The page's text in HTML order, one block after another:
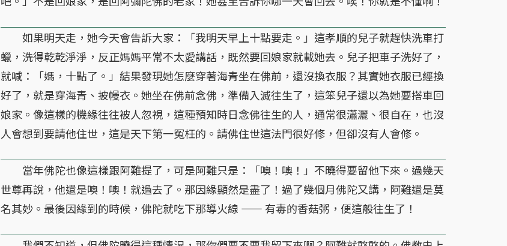
如果明天走，她今天會告訴大家：「我明天早上十點要走。」這孝順的兒子就趕快洗車打
蠟，洗得乾乾淨淨，反正媽媽平常不太愛講話，既然要回娘家就載她去。兒子把車子洗好了，
就喊：「媽，十點了。」結果發現她怎麼穿著海青坐在佛前，還沒換衣服？其實她衣服已經換
好了，就是穿海青、披幔衣。她坐在佛前念佛，準備入滅往生了，這笨兒子還以為她要搭車回
娘家。像這樣的機緣往往被人忽視，這種預知時日念佛往生的人，通常很瀟灑、很自在，也沒
人會想到要請他住世，這是天下第一冤枉的。請佛住世這法門很好修，但卻沒有人會修。
當年佛陀也像這樣跟阿難提了，可是阿難只是：「噢！噢！」不曉得要留他下來。過幾天
世尊再說，他還是噢！噢！就過去了。那因緣顯然是盡了！過了幾個月佛陀又講，阿難還是莫
名其妙。最後因緣到的時候，佛陀就吃下那導火線 —— 有毒的香菇粥，便這般往生了！